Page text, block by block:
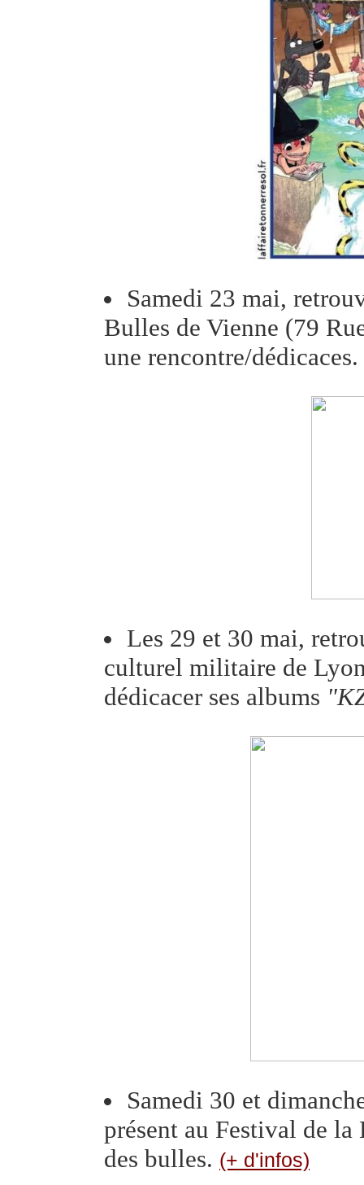
Samedi 23 mai,
Bulles de Vienne (79
une rencontre/dédicaces.
Les 29 et 30 mai,
culturel militaire de
dédicacer ses albums
Samedi 30 et
présent au Festival de
des bulles. (+ d'infos)